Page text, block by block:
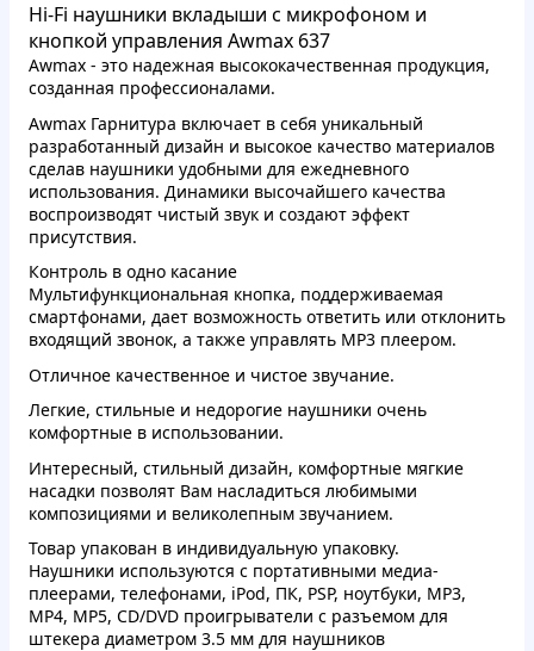
Hi-Fi наушники вкладыши с микрофоном и
кнопкой управления Awmax 637
Awmax - это надежная высококачественная продукция,
созданная профессионалами.
Awmax Гарнитура включает в себя уникальный
разработанный дизайн и высокое качество материалов
сделав наушники удобными для ежедневного
использования. Динамики высочайшего качества
воспроизводят чистый звук и создают эффект
присутствия.
Контроль в одно касание
Мультифункциональная кнопка, поддерживаемая
смартфонами, дает возможность ответить или отклонить
входящий звонок, а также управлять MP3 плеером.
Отличное качественное и чистое звучание.
Легкие, стильные и недорогие наушники очень
комфортные в использовании.
Интересный, стильный дизайн, комфортные мягкие
насадки позволят Вам насладиться любимыми
композициями и великолепным звучанием.
Товар упакован в индивидуальную упаковку.
Наушники используются с портативными медиа-
плеерами, телефонами, iPod, ПК, PSP, ноутбуки, MP3,
MP4, MP5, CD/DVD проигрыватели с разъемом для
штекера диаметром 3.5 мм для наушников